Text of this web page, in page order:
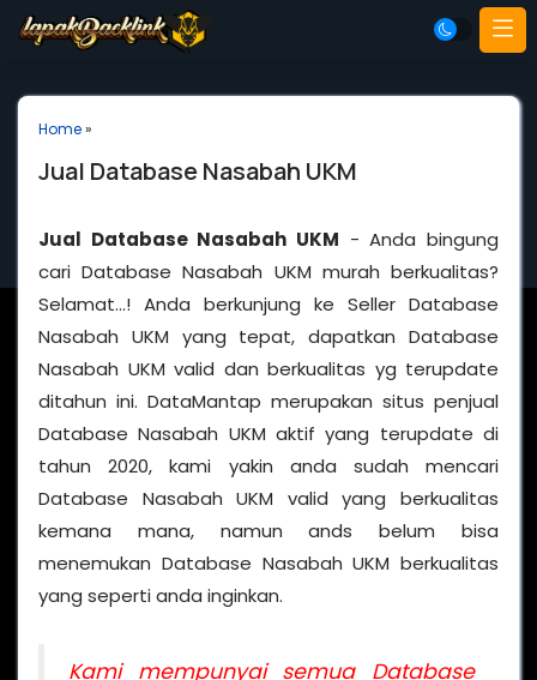
Home»
Jual Database Nasabah UKM
Jual Database Nasabah UKM - Anda bingung
cari Database Nasabah UKM murah berkualitas?
Selamat…! Anda berkunjung ke Seller Database
Nasabah UKM yang tepat, dapatkan Database
Nasabah UKM valid dan berkualitas yg terupdate
ditahun ini. DataMantap merupakan situs penjual
Database Nasabah UKM aktif yang terupdate di
tahun 2020, kami yakin anda sudah mencari
Database Nasabah UKM valid yang berkualitas
kemana mana, namun ands belum bisa
menemukan Database Nasabah UKM berkualitas
yang seperti anda inginkan.
Kami mempunyai semua Database